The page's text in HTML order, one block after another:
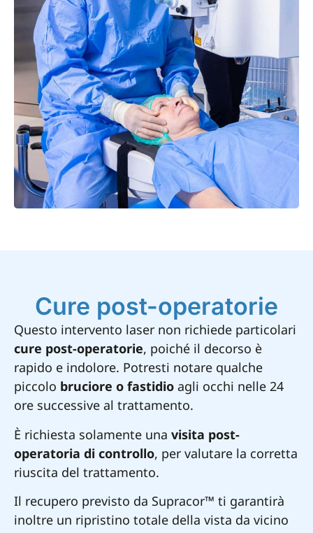
Cure post-operatorie
Questo intervento laser non richiede particolari
cure post-operatorie, poiché il decorso è
rapido e indolore. Potresti notare qualche
piccolo bruciore o fastidio agli occhi nelle 24
ore successive al trattamento.
È richiesta solamente una visita post-
operatoria di controllo, per valutare la corretta
riuscita del trattamento.
Il recupero previsto da Supracor™ ti garantirà
inoltre un ripristino totale della vista da vicino